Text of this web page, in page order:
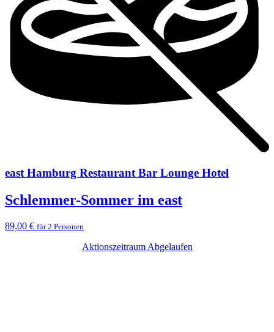
east Hamburg Restaurant Bar Lounge Hotel
Schlemmer-Sommer im east
89,00 € für 2 Personen
Aktionszeitraum Abgelaufen